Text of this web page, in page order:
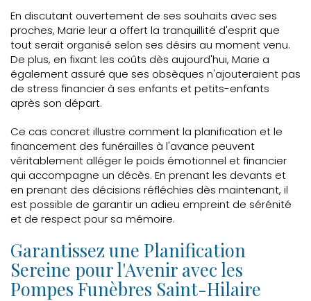
En discutant ouvertement de ses souhaits avec ses
proches, Marie leur a offert la tranquillité d'esprit que
tout serait organisé selon ses désirs au moment venu.
De plus, en fixant les coûts dès aujourd'hui, Marie a
également assuré que ses obsèques n'ajouteraient pas
de stress financier à ses enfants et petits-enfants
après son départ.
Ce cas concret illustre comment la planification et le
financement des funérailles à l'avance peuvent
véritablement alléger le poids émotionnel et financier
qui accompagne un décès. En prenant les devants et
en prenant des décisions réfléchies dès maintenant, il
est possible de garantir un adieu empreint de sérénité
et de respect pour sa mémoire.
Garantissez une Planification
Sereine pour l'Avenir avec les
Pompes Funèbres Saint-Hilaire